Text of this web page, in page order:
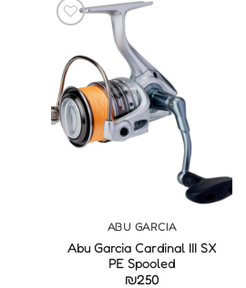
ABU GARCIA
Abu Garcia Cardinal III SX
PE Spooled
₪250